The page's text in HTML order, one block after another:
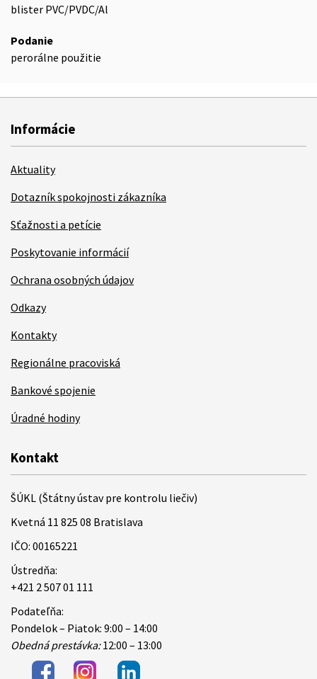
blister PVC/PVDC/Al
Podanie
perorálne použitie
Informácie
Aktuality
Dotazník spokojnosti zákazníka
Sťažnosti a petície
Poskytovanie informácií
Ochrana osobných údajov
Odkazy
Kontakty
Regionálne pracoviská
Bankové spojenie
Úradné hodiny
Kontakt
ŠÚKL (Štátny ústav pre kontrolu liečiv)
Kvetná 11 825 08 Bratislava
IČO: 00165221
Ústredňa:
+421 2 507 01 111
Podateľňa:
Pondelok – Piatok: 9:00 – 14:00
Obedná prestávka:12:00 – 13:00